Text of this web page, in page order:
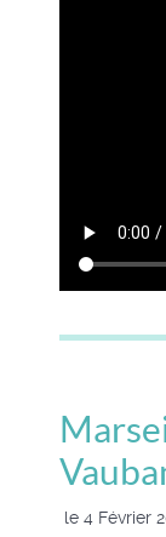
le 4 Février